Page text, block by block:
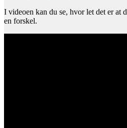
I videoen kan du se, hvor let det er at
en forskel.